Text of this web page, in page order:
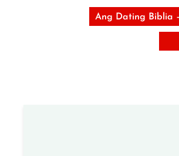
Ang Dating Biblia